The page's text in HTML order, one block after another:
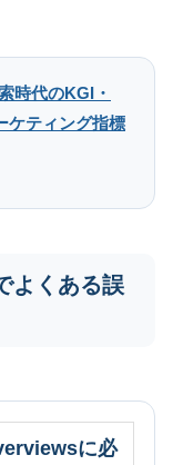
時代のKGI・
ケティング指標
よくある誤
に必